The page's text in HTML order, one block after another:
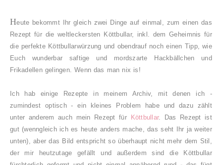
Heute bekommt Ihr gleich zwei Dinge auf einmal, zum einen das
Rezept für die weltleckersten Köttbullar, inkl. dem Geheimnis für
die perfekte Köttbullarwürzung und obendrauf noch einen Tipp, wie
Euch wunderbar saftige und mordszarte Hackbällchen und
Frikadellen gelingen. Wenn das man nix is!
Ich hab einige Rezepte in meinem Archiv, mit denen ich -
zumindest optisch - ein kleines Problem habe und dazu zählt
unter anderem auch mein Rezept für
Köttbullar. Das Rezept ist
gut (wenngleich ich es heute anders mache, das seht Ihr ja weiter
unten), aber das Bild entspricht so überhaupt nicht mehr dem Stil,
der mir heutzutage gefällt und außerdem sind die Köttbullar